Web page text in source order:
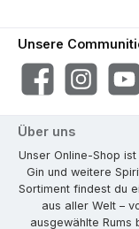
Unsere
FacebookInstagram
Über uns
Unser Online-Shop
Gin und weitere
Sortiment findest du
aus aller Welt –
ausgewählte Rums